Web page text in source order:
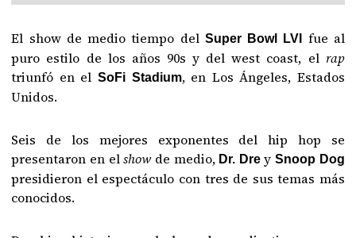
El show de medio tiempo del Super Bowl LVI fue al
puro estilo de los años 90s y del west coast, el rap
triunfó en el SoFi Stadium, en Los Ángeles, Estados
Unidos.
Seis de los mejores exponentes del hip hop se
presentaron en elshow de medio, Dr. DreySnoop Dog
presidieron el espectáculo con tres de sus temas más
conocidos.